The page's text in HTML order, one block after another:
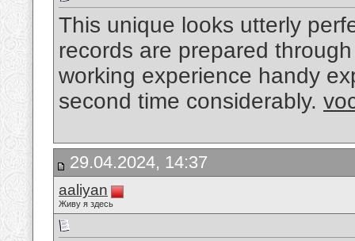
This unique looks utterly
records are prepared
working experience handy
second time considerably.
29.04.2024, 14:37
aaliyan
Живу я здесь